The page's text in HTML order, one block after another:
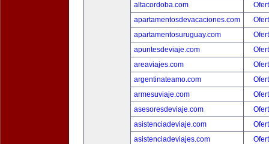
altacordoba.com
apartamentosdevacaciones.com
apartamentosuruguay.com
apuntesdeviaje.com
areaviajes.com
argentinateamo.com
armesuviaje.com
asesoresdeviaje.com
asistenciadeviaje.com
asistenciadeviajes.com